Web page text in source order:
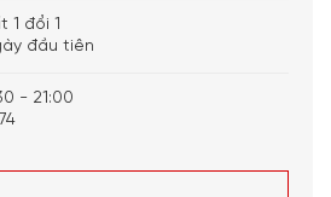
nướng Le Creuset cao cấp tạo
và giữ nhiệt đặc biệt, đồng thời
toàn cho máy rửa chén, lớp men
bám dính để dễ dàng làm sạch.
1 đổi 1
đầu tiên
- 21:00